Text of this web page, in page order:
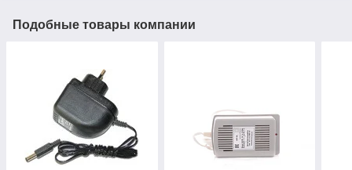
Подобные товары компании